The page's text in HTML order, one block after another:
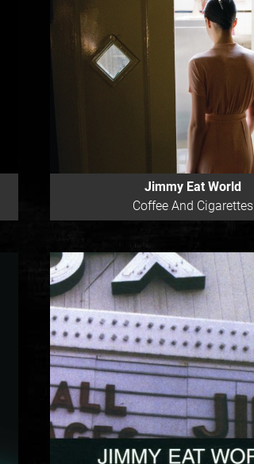
Jimmy Eat World
Coffee And Cigarettes